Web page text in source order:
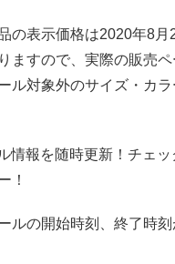
の表示価格は2020年8
ますので、実際の販売
ル対象外のサイズ・カ
情報を随時更新！チェッ
！
ルの開始時刻、終了時